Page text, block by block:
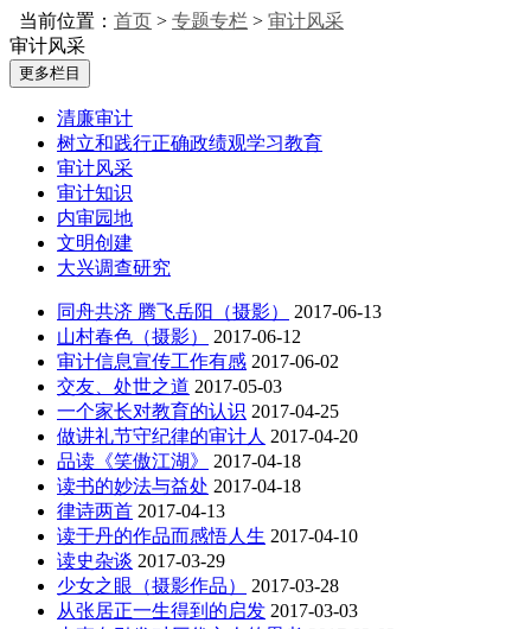
当前位置： 首页 > 专题专栏 > 审计风采
审计风采
更多栏目
清廉审计
树立和践行正确政绩观学习教育
审计风采
审计知识
内审园地
文明创建
大兴调查研究
同舟共济 腾飞岳阳（摄影）
2017-06-13
山村春色（摄影）
2017-06-12
审计信息宣传工作有感 2017-06-02
交友、处世之道 2017-05-03
一个家长对教育的认识 2017-04-25
做讲礼节守纪律的审计人 2017-04-20
品读《笑傲江湖》
2017-04-18
读书的妙法与益处 2017-04-18
律诗两首 2017-04-13
读于丹的作品而感悟人生 2017-04-10
读史杂谈 2017-03-29
少女之眼（摄影作品）
2017-03-28
从张居正一生得到的启发 2017-03-03